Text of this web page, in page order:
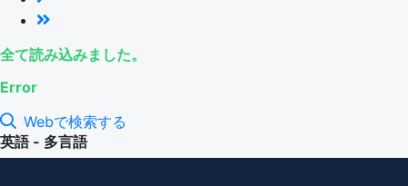
全て読み込みました。
Error
Webで検索する
英語 - 多言語